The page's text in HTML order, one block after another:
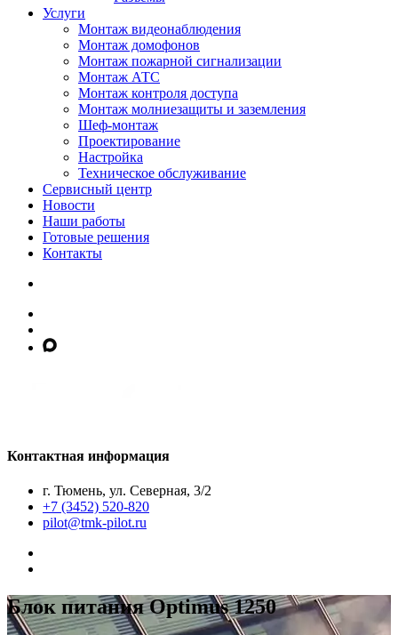
Услуги
Монтаж видеонаблюдения
Монтаж домофонов
Монтаж пожарной сигнализации
Монтаж АТС
Монтаж контроля доступа
Монтаж молниезащиты и заземления
Шеф-монтаж
Проектирование
Настройка
Техническое обслуживание
Сервисный центр
Новости
Наши работы
Готовые решения
Контакты
Контактная информация
г. Тюмень, ул. Северная, 3/2
+7 (3452) 520-820
pilot@tmk-pilot.ru
Блок питания Optimus 1250